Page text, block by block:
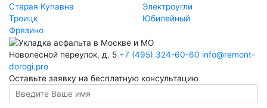
Старая Купавна
Троицк
Фрязино
Электроугли
Юбилейный
Новолесной переулок, д. 5 +7 (495) 324-60-60 info@remont-
dorogi.pro
Оставьте заявку на бесплатную консультацию